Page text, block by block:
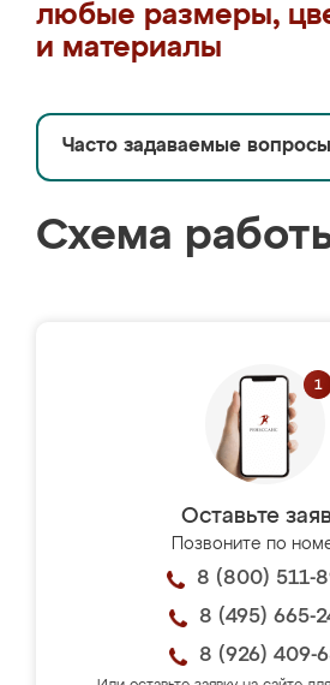
любые размеры,
и материалы
Часто задаваемые вопросы
Схема
Оставьте
Позвоните по
8 (800) 511-
8 (495) 665-
8 (926) 409-